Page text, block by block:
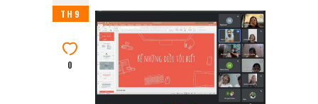
TH9
0